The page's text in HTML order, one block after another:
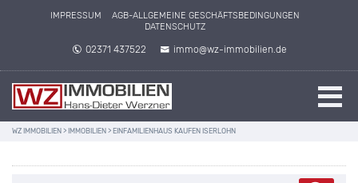
IMPRESSUM
AGB-ALLGEMEINE GESCHÄFTSBEDINGUNGEN
DATENSCHUTZ
02371 437522 immo@wz-immobilien.de
WZ IMMOBILIEN > IMMOBILIEN > EINFAMILIENHAUS KAUFEN ISERLOHN